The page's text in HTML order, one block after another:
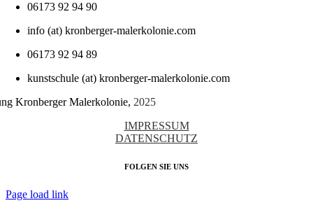
06173 92 94 90
info (at) kronberger-malerkolonie.com
06173 92 94 89
kunstschule (at) kronberger-malerkolonie.com
Kronberger Malerkolonie, 2025
IMPRESSUM
DATENSCHUTZ
FOLGEN SIE UNS
Page load link